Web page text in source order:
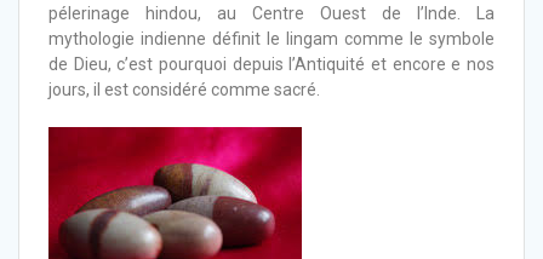
pélerinage hindou, au Centre Ouest de l’Inde. La
mythologie indienne définit le lingam comme le symbole
de Dieu, c’est pourquoi depuis l’Antiquité et encore e nos
jours, il est considéré comme sacré.
47